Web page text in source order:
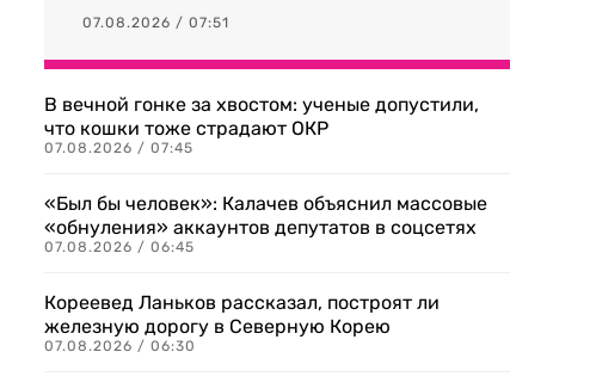
07.08.2026 / 07:51
В вечной гонке за хвостом: ученые допустили,
что кошки тоже страдают ОКР
07.08.2026 / 07:45
«Был бы человек»: Калачев объяснил массовые
«обнуления» аккаунтов депутатов в соцсетях
07.08.2026 / 06:45
Кореевед Ланьков рассказал, построят ли
железную дорогу в Северную Корею
07.08.2026 / 06:30